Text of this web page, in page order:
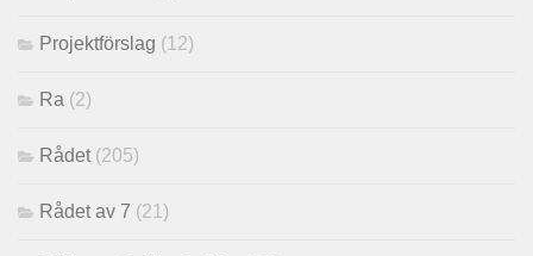
Projektförslag (12)
Ra (2)
Rådet (205)
Rådet av 7 (21)